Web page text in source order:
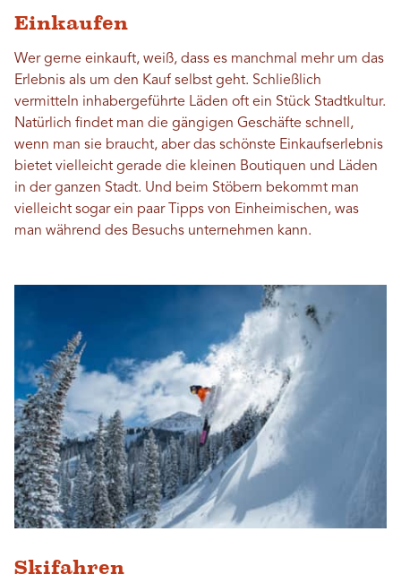
Einkaufen
Wer gerne einkauft, weiß, dass es manchmal mehr um das
Erlebnis als um den Kauf selbst geht. Schließlich
vermitteln inhabergeführte Läden oft ein Stück Stadtkultur.
Natürlich findet man die gängigen Geschäfte schnell,
wenn man sie braucht, aber das schönste Einkaufserlebnis
bietet vielleicht gerade die kleinen Boutiquen und Läden
in der ganzen Stadt. Und beim Stöbern bekommt man
vielleicht sogar ein paar Tipps von Einheimischen, was
man während des Besuchs unternehmen kann.
Skifahren